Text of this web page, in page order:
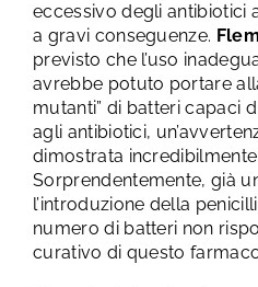
eccessivo degli antibiotici
a gravi conseguenze.
previsto che l’uso
avrebbe potuto portare
mutanti” di batteri capaci
agli antibiotici,
dimostrata
Sorprendentemente, già
l’introduzione della
numero di batteri non
curativo di questo